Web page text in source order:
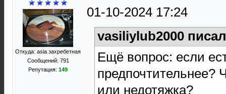
Откуда: asia захребетная
Сообщений: 791
Репутация: 149
01-10-2024 17:24
vasiliylub2000
Ещё вопрос: если
предпочтительнее?
или недотяжка?